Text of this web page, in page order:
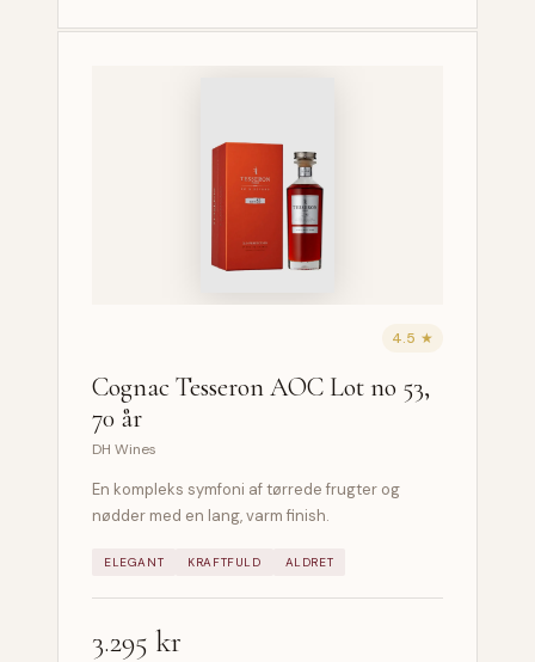
4.5 ★
Cognac Tesseron AOC Lot no 53,
70 år
DH Wines
En kompleks symfoni af tørrede frugter og
nødder med en lang, varm finish.
ELEGANT KRAFTFULD ALDRET
3.295 kr